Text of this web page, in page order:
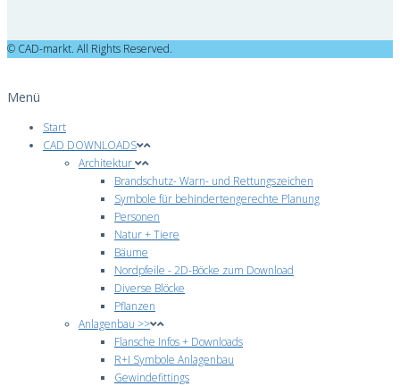
© CAD-markt. All Rights Reserved.
Menü
Start
CAD DOWNLOADS
Architektur
Brandschutz- Warn- und Rettungszeichen
Symbole für behindertengerechte Planung
Personen
Natur + Tiere
Bäume
Nordpfeile - 2D-Böcke zum Download
Diverse Blöcke
Pflanzen
Anlagenbau >>
Flansche Infos + Downloads
R+I Symbole Anlagenbau
Gewindefittings